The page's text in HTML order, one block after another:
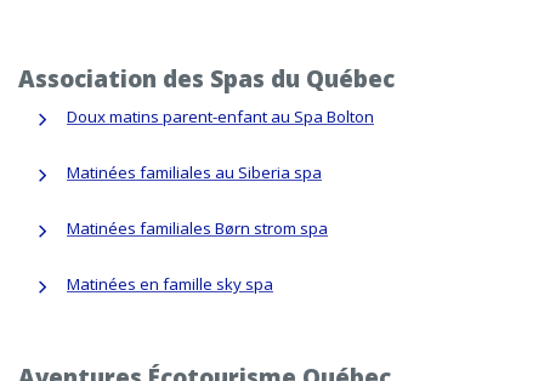
Association des Spas du Québec
Doux matins parent-enfant au Spa Bolton
Matinées familiales au Siberia spa
Matinées familiales Børn strom spa
Matinées en famille sky spa